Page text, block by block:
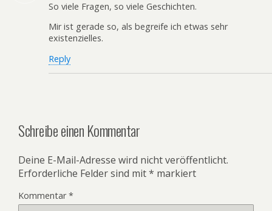
So viele Fragen, so viele Geschichten.
Mir ist gerade so, als begreife ich etwas sehr
existenzielles.
Reply
Schreibe einen Kommentar
Deine E-Mail-Adresse wird nicht veröffentlicht.
Erforderliche Felder sind mit* markiert
Kommentar*